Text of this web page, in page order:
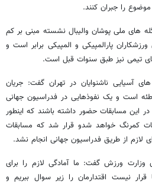
را جبران کنند.
های ملی پوشان والیبال نشسته مبنی بر کم
پارالمپیکی و المپیکی برابر است و
آسیایی ناشنوایان در تهران گفت: جریان
است و یک نفوذهایی در فدراسیون جهانی
این مسابقات حضور داشته باشند که اینطور
کمرنگ خواهد شدو قرار شد که مسابقات
لازم از طریق فدراسیون جهانی انجام نشد.
ورزش گفت: ما آمادگی لازم را برای
قرار نیست اقتدارمان را زیر سوال ببریم و